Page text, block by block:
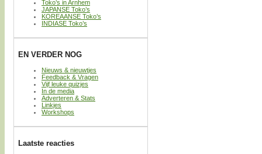
Toko’s in Arnhem
JAPANSE Toko’s
KOREAANSE Toko’s
INDIASE Toko’s
EN VERDER NOG
Nieuws & nieuwtjes
Feedback & Vragen
Vijf leuke quizjes
In de media
Adverteren & Stats
Linkjes
Workshops
Laatste reacties